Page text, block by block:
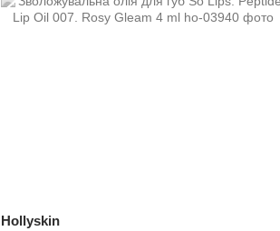
Hollyskin